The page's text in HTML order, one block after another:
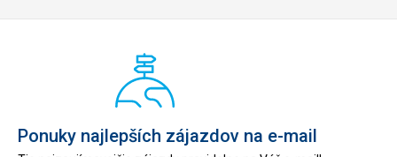
Ponuky najlepších zájazdov na e-mail